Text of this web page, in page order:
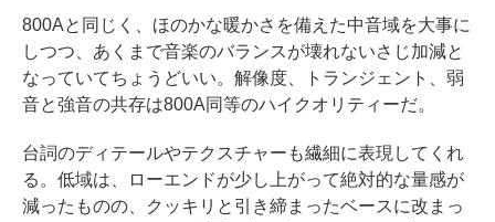
800Aと同じく、ほのかな暖かさを備えた中音域を大事に
しつつ、あくまで音楽のバランスが壊れないさじ加減と
なっていてちょうどいい。解像度、トランジェント、弱
音と強音の共存は800A同等のハイクオリティーだ。
台詞のディテールやテクスチャーも繊細に表現してくれ
る。低域は、ローエンドが少し上がって絶対的な量感が
減ったものの、クッキリと引き締まったベースに改まっ